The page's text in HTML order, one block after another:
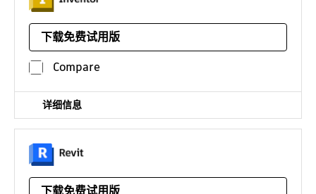
可视化和文档编制。
下载免费试用版
平台：
¥16613*
Compare
详细信息
和管理建筑。